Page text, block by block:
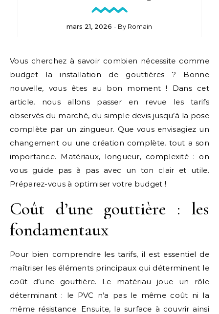
mars 21, 2026 - By Romain
Vous cherchez à savoir combien nécessite comme
budget la installation de gouttières ? Bonne
nouvelle, vous êtes au bon moment ! Dans cet
article, nous allons passer en revue les tarifs
observés du marché, du simple devis jusqu’à la pose
complète par un zingueur. Que vous envisagiez un
changement ou une création complète, tout a son
importance. Matériaux, longueur, complexité : on
vous guide pas à pas avec un ton clair et utile.
Préparez-vous à optimiser votre budget !
Coût d’une gouttière : les
fondamentaux
Pour bien comprendre les tarifs, il est essentiel de
maîtriser les éléments principaux qui déterminent le
coût d’une gouttière. Le matériau joue un rôle
déterminant : le PVC n’a pas le même coût ni la
même résistance. Ensuite, la surface à couvrir ainsi